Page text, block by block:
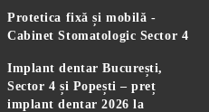
Protetica fixă și mobilă -
Cabinet Stomatologic Sector 4
Implant dentar București,
Sector 4 și Popești – preț
implant dentar 2026 la